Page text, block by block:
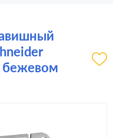
бежевом